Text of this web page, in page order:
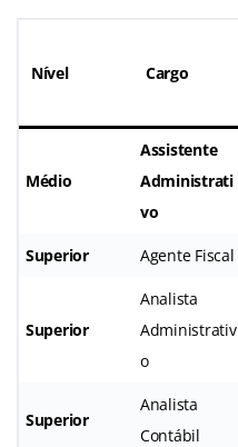
Nível Cargo
Médio
Assistente
Administrati
vo
Superior Agente Fiscal
Superior
Analista
Administrativ
o
Superior
Analista
Contábil